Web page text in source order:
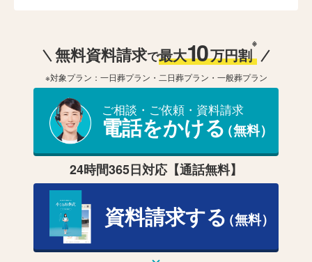
無料資料請求で最大10万円割
※
※対象プラン：一日葬プラン・二日葬プラン・一般葬プラン
ご相談・ご依頼・資料請求
電話をかける（無料）
24時間365日対応【通話無料】
資料請求する（無料）